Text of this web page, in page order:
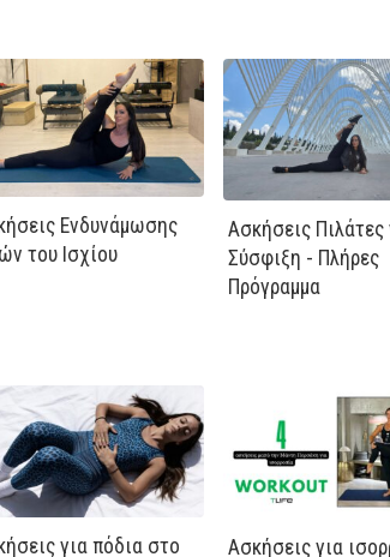
Ενδυνάμωσης
του Ισχίου
Ασκήσεις Πιλάτες
Σύσφιξη - Πλήρες
Πρόγραμμα
για πόδια στο Ασκήσεις για